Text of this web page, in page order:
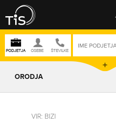
ISKANJE
ORODJA
VIR: BIZI